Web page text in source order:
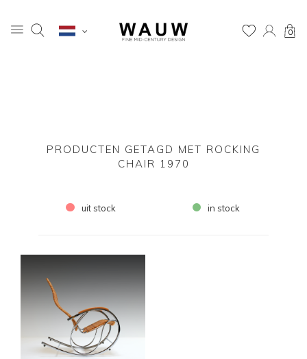
0
PRODUCTEN GETAGD MET ROCKING
CHAIR 1970
uit stock in stock